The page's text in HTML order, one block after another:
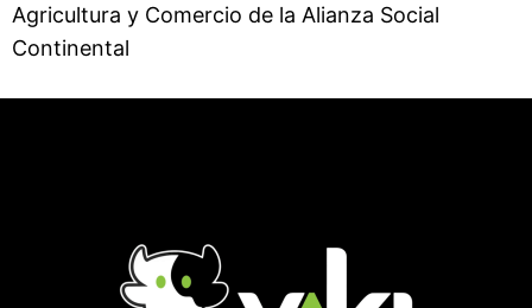
Agricultura y Comercio de la Alianza Social
Continental